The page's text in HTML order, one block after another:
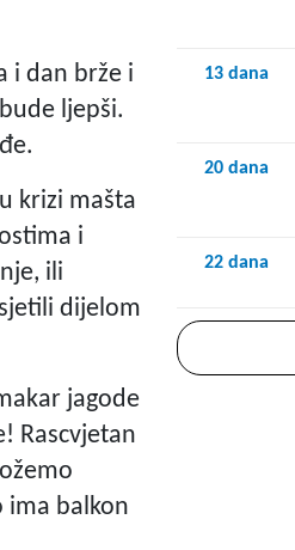
i dan brže i
ljepši.
krizi mašta
i
ili
dijelom
jagode
Rascvjetan
ima balkon
13 dana
20 dana
22 dana